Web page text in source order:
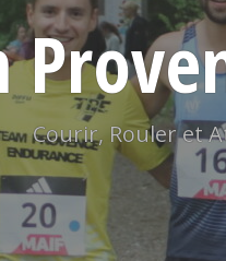
Courir, Rouler et